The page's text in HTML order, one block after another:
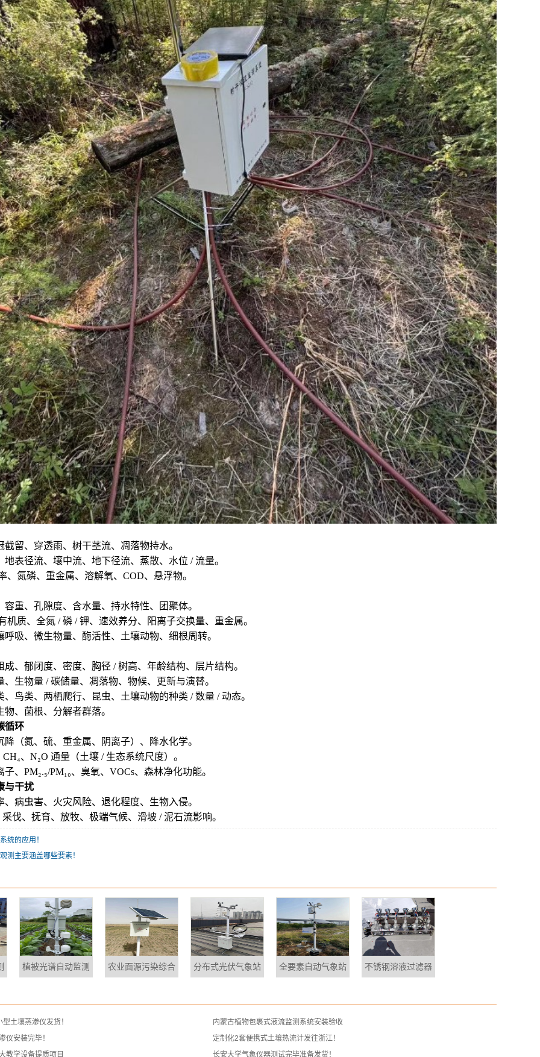
留、穿透雨、树干茎流、凋落物持水。
表径流、壤中流、地下径流、蒸散、水位 / 流量。
、氮磷、重金属、溶解氧、COD、悬浮物。
容重、孔隙度、含水量、持水特性、团聚体。
机质、全氮 / 磷 / 钾、速效养分、阳离子交换量、重金属。
呼吸、微生物量、酶活性、土壤动物、细根周转。
成、郁闭度、密度、胸径 / 树高、年龄结构、层片结构。
生物量 / 碳储量、凋落物、物候、更新与演替。
鸟类、两栖爬行、昆虫、土壤动物的种类 / 数量 / 动态。
、菌根、分解者群落。
循环
降（氮、硫、重金属、阴离子）、降水化学。
、N₂O 通量（土壤 / 生态系统尺度）。
、PM₂.₅/PM₁₀、臭氧、VOCs、森林净化功能。
与干扰
、病虫害、火灾风险、退化程度、生物入侵。
伐、抚育、放牧、极端气候、滑坡 / 泥石流影响。
统的应用！
测主要涵盖哪些要素！
植被光谱自动监测 农业面源污染综合 分布式光伏气象站 全要素自动气象站 不锈钢溶液过滤器
土壤蒸渗仪发货！
内蒙古植物包裹式液流监测系统安装验收
仪安装完毕！
定制化2套便携式土壤热流计发往浙江！
教学设备提质项目
长安大学气象仪器测试完毕准备发货！